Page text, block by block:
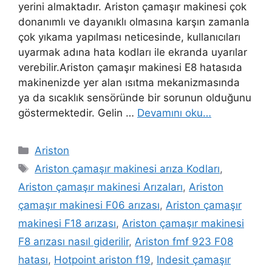
yerini almaktadır. Ariston çamaşır makinesi çok
donanımlı ve dayanıklı olmasına karşın zamanla
çok yıkama yapılması neticesinde, kullanıcıları
uyarmak adına hata kodları ile ekranda uyarılar
verebilir.Ariston çamaşır makinesi E8 hatasıda
makinenizde yer alan ısıtma mekanizmasında
ya da sıcaklık sensöründe bir sorunun olduğunu
göstermektedir. Gelin … Devamını oku…
Kategoriler
Ariston
Etiketler
Ariston çamaşır makinesi arıza Kodları,
Ariston çamaşır makinesi Arızaları, Ariston
çamaşır makinesi F06 arızası, Ariston çamaşır
makinesi F18 arızası, Ariston çamaşır makinesi
F8 arızası nasıl giderilir, Ariston fmf 923 F08
hatası, Hotpoint ariston f19, Indesit çamaşır